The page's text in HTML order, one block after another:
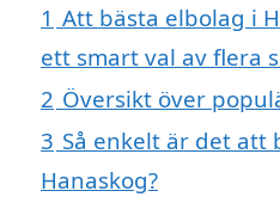
1 Att bästa elbolag i
ett smart val av flera
2 Översikt över
3 Så enkelt är det att
Hanaskog?